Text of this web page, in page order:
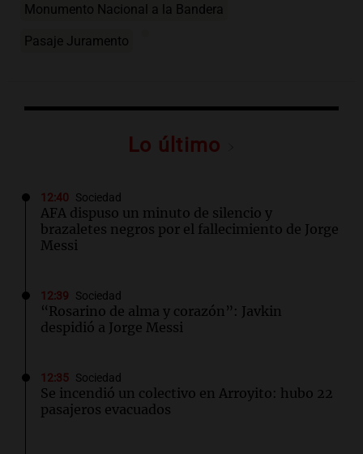
Monumento Nacional a la Bandera
Pasaje Juramento
Lo último
12:40 Sociedad
AFA dispuso un minuto de silencio y
brazaletes negros por el fallecimiento de Jorge
Messi
12:39 Sociedad
“Rosarino de alma y corazón”: Javkin
despidió a Jorge Messi
12:35 Sociedad
Se incendió un colectivo en Arroyito: hubo 22
pasajeros evacuados